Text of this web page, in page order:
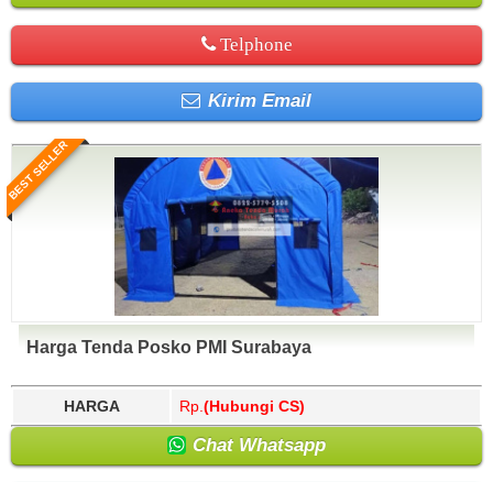
Telphone
Kirim Email
BEST SELLER
Harga Tenda Posko PMI Surabaya
HARGA Rp. (Hubungi CS)
Chat Whatsapp